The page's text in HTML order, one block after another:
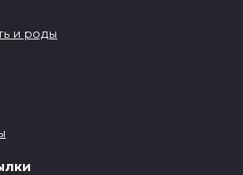
и роды